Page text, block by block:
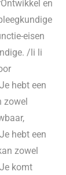
en
eisen
/li li
hebt een
zowel
hebt een
zowel
komt